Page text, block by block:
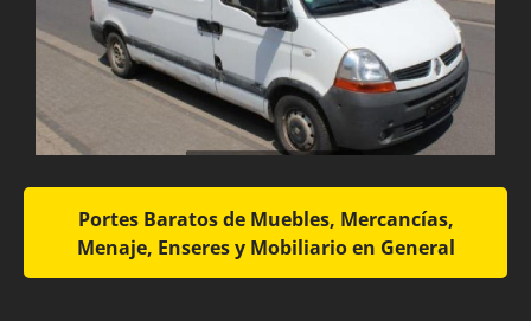
Portes Baratos de Muebles, Mercancías,
Menaje, Enseres y Mobiliario en General